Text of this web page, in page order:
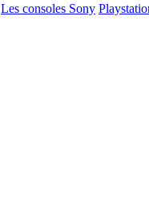
Les consoles Sony